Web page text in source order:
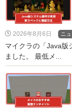
2026年8月6日 ニ
マイクラの「Java版
ました。 最低メ...